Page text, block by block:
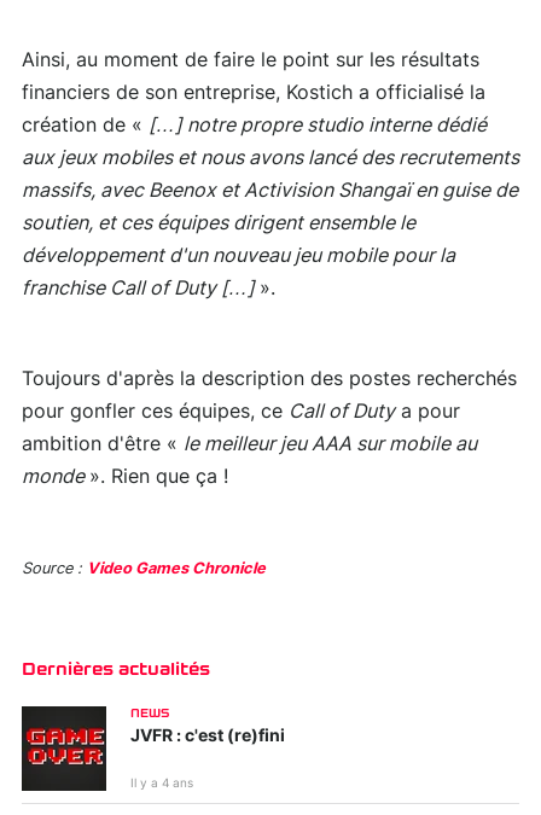
Ainsi, au moment de faire le point sur les résultats
financiers de son entreprise, Kostich a officialisé la
création de « […] notre propre studio interne dédié
aux jeux mobiles et nous avons lancé des recrutements
massifs, avec Beenox et Activision Shangaï en guise de
soutien, et ces équipes dirigent ensemble le
développement d'un nouveau jeu mobile pour la
franchise Call of Duty […] ».
Toujours d'après la description des postes recherchés
pour gonfler ces équipes, ce Call of Dutya pour
ambition d'être « le meilleur jeu AAA sur mobile au
monde ». Rien que ça !
Source : Video Games Chronicle
Dernières actualités
NEWS
JVFR : c'est (re)fini
Il y a 4 ans